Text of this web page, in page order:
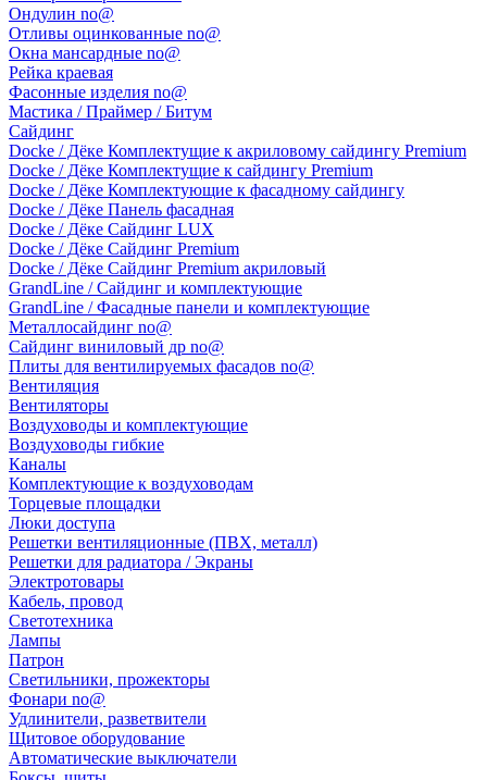
Ондулин no@
Отливы оцинкованные no@
Окна мансардные no@
Рейка краевая
Фасонные изделия no@
Мастика / Праймер / Битум
Сайдинг
Docke / Дёке Комплектущие к акриловому сайдингу Premium
Docke / Дёке Комплектущие к сайдингу Premium
Docke / Дёке Комплектующие к фасадному сайдингу
Docke / Дёке Панель фасадная
Docke / Дёке Сайдинг LUX
Docke / Дёке Сайдинг Premium
Docke / Дёке Сайдинг Premium акриловый
GrandLine / Сайдинг и комплектующие
GrandLine / Фасадные панели и комплектующие
Металлосайдинг no@
Сайдинг виниловый др no@
Плиты для вентилируемых фасадов no@
Вентиляция
Вентиляторы
Воздуховоды и комплектующие
Воздуховоды гибкие
Каналы
Комплектующие к воздуховодам
Торцевые площадки
Люки доступа
Решетки вентиляционные (ПВХ, металл)
Решетки для радиатора / Экраны
Электротовары
Кабель, провод
Светотехника
Лампы
Патрон
Светильники, прожекторы
Фонари no@
Удлинители, разветвители
Щитовое оборудование
Автоматические выключатели